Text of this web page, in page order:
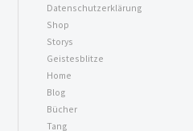
Datenschutzerklärung
Shop
Storys
Geistesblitze
Home
Blog
Bücher
Tang